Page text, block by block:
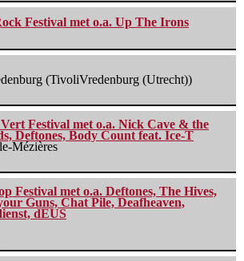
Festival met o.a. Up The Irons
(TivoliVredenburg (Utrecht))
Festival met o.a. Nick Cave & the
Deftones, Body Count feat. Ice-T
Mézières
Festival met o.a. Deftones, The Hives,
Guns, Chat Pile, Deafheaven,
dEUS